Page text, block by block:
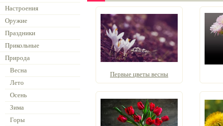
Настроения
Оружие
Праздники
Прикольные
Природа
Весна
Лето
Осень
Зима
Горы
Первые цветы весны